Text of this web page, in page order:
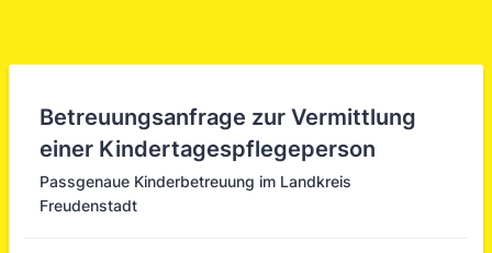
Betreuungsanfrage zur Vermittlung
einer Kindertagespflegeperson
Passgenaue Kinderbetreuung im Landkreis
Freudenstadt